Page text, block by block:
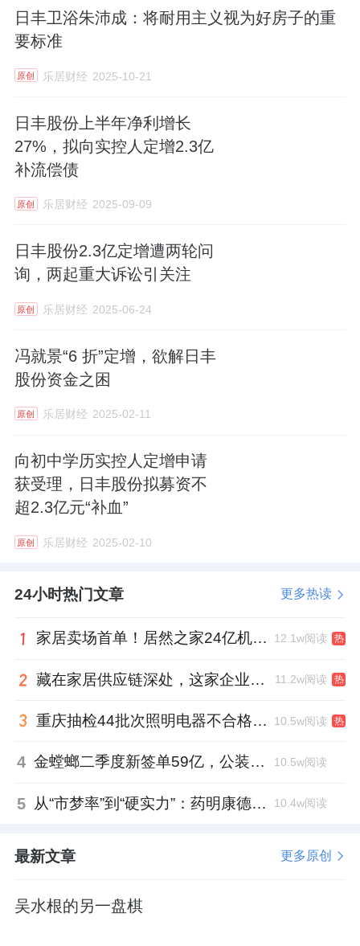
日丰卫浴朱沛成：将耐用主义视为好房子的重
要标准
原创 乐居财经 2025-10-21
日丰股份上半年净利增长
27%，拟向实控人定增2.3亿
补流偿债
原创 乐居财经 2025-09-09
日丰股份2.3亿定增遭两轮问
询，两起重大诉讼引关注
原创 乐居财经 2025-06-24
冯就景“6 折”定增，欲解日丰
股份资金之困
原创 乐居财经 2025-02-11
向初中学历实控人定增申请
获受理，日丰股份拟募资不
超2.3亿元“补血”
原创 乐居财经 2025-02-10
24小时热门文章 更多热读
家居卖场首单！居然之家24亿机构间REITs获深交所无异议函 12.1w阅读 热
藏在家居供应链深处，这家企业正在悄悄转型 11.2w阅读 热
重庆抽检44批次照明电器不合格，木林森全资子公司被点名 10.5w阅读 热
4 金螳螂二季度新签单59亿，公装业务贡献逾八成 10.5w阅读
5 从“市梦率”到“硬实力”：药明康德如何用业绩填平2021年估值鸿沟？ 10.4w阅读
最新文章 更多原创
吴水根的另一盘棋